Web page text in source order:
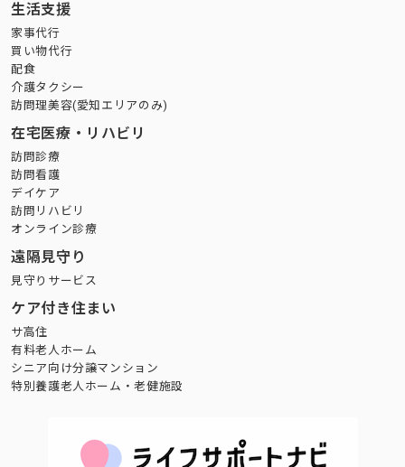
生活支援
家事代行
買い物代行
配食
介護タクシー
訪問理美容(愛知エリアのみ)
在宅医療・リハビリ
訪問診療
訪問看護
デイケア
訪問リハビリ
オンライン診療
遠隔見守り
見守りサービス
ケア付き住まい
サ高住
有料老人ホーム
シニア向け分譲マンション
特別養護老人ホーム・老健施設